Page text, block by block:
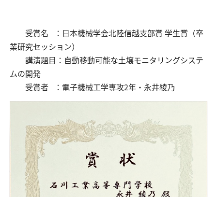
受賞名 ：日本機械学会北陸信越支部賞 学生賞（卒
業研究セッション）
講演題目：自動移動可能な土壌モニタリングシステ
ムの開発
受賞者 ：電子機械工学専攻2年・永井綾乃